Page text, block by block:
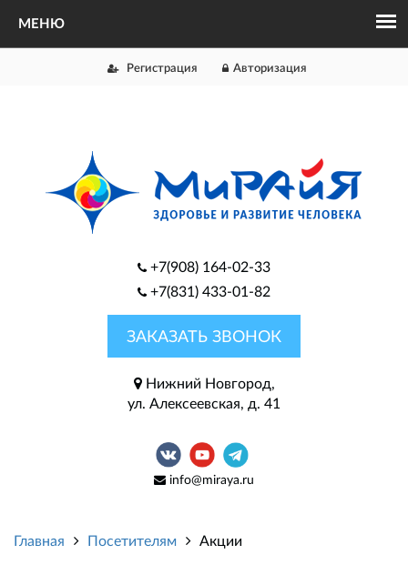
Регистрация Авторизация
+7(908) 164-02-33
+7(831) 433-01-82
ЗАКАЗАТЬ ЗВОНОК
Нижний Новгород,
ул. Алексеевская, д. 41
info@miraya.ru
Главная Посетителям Акции